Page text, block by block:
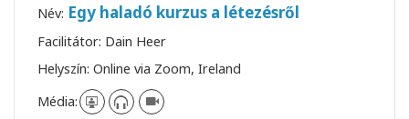
KAPCSOLAT
KERESÉS
Név: Egy haladó kurzus a létezésről
Facilitátor: Dain Heer
Helyszín: Online via Zoom, Ireland
Média: